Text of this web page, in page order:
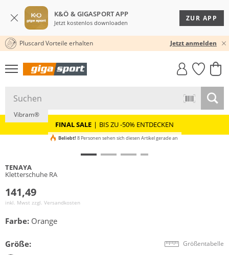
K&Ö & GIGASPORT APP
Jetzt kostenlos downloaden
ZUR APP
30 TAGE RÜCKGABERECHT
Pluscard Vorteile erhalten Jetzt anmelden
GIGASTYLE
FAHRRAD­
MUST-HAVE
FINAL SALE | BIS ZU -50% ENTDECKEN
Vibram®
Beliebt! 8 Personen sehen sich diesen Artikel gerade an
TENAYA
Kletterschuhe RA
141,49
inkl. Mwst zzgl. Versandkosten
Farbe: Orange
Größe: Größentabelle